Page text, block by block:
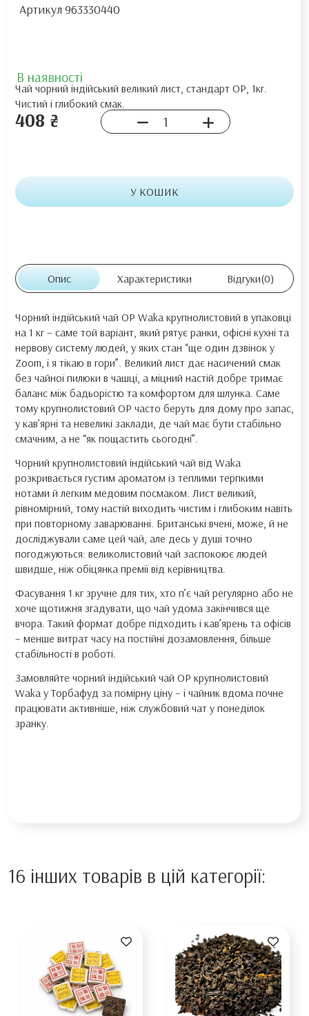
Артикул 963330440
Чай чорний індійський великий лист, стандарт ОР, 1кг.
Чистий і глибокий смак.
В наявності
408 ₴
У КОШИК
Опис Характеристики Відгуки(0)
Чорний індійський чай OP Waka крупнолистовий в упаковці
на 1 кг – саме той варіант, який рятує ранки, офісні кухні та
нервову систему людей, у яких стан “ще один дзвінок у
Zoom, і я тікаю в гори”. Великий лист дає насичений смак
без чайної пилюки в чашці, а міцний настій добре тримає
баланс між бадьорістю та комфортом для шлунка. Саме
тому крупнолистовий OP часто беруть для дому про запас,
у кав’ярні та невеликі заклади, де чай має бути стабільно
смачним, а не “як пощастить сьогодні”.
Чорний крупнолистовий індійський чай від Waka
розкривається густим ароматом із теплими терпкими
нотами й легким медовим посмаком. Лист великий,
рівномірний, тому настій виходить чистим і глибоким навіть
при повторному заварюванні. Британські вчені, може, й не
досліджували саме цей чай, але десь у душі точно
погоджуються: великолистовий чай заспокоює людей
швидше, ніж обіцянка премії від керівництва.
Фасування 1 кг зручне для тих, хто п’є чай регулярно або не
хоче щотижня згадувати, що чай удома закінчився ще
вчора. Такий формат добре підходить і кав’ярень та офісів
– менше витрат часу на постійні дозамовлення, більше
стабільності в роботі.
Замовляйте чорний індійський чай OP крупнолистовий
Waka у Торбафуд за помірну ціну – і чайник вдома почне
працювати активніше, ніж службовий чат у понеділок
зранку.
16 інших товарів в цій категорії: